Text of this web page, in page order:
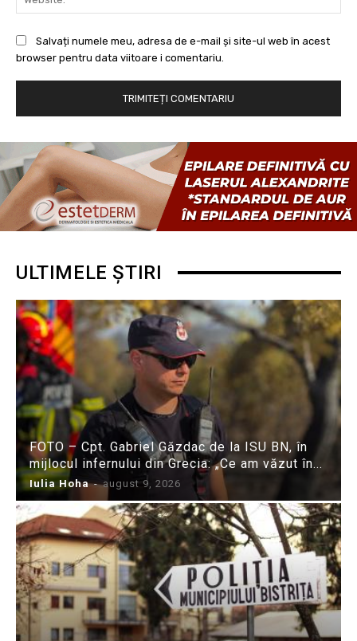
Salvați numele meu, adresa de e-mail și site-ul web în acest
browser pentru data viitoare i comentariu.
ULTIMELE ȘTIRI
FOTO – Cpt. Gabriel Găzdac de la ISU BN, în
mijlocul infernului din Grecia: „Ce am văzut în...
Iulia Hoha - august 9, 2026